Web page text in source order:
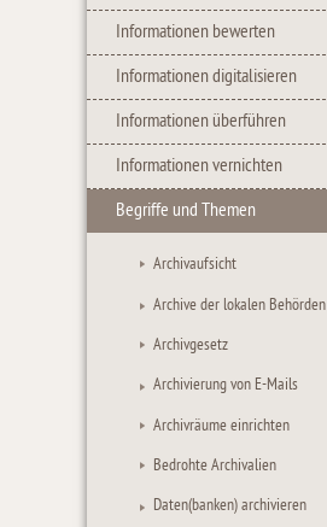
Informationen bewerten
Informationen digitalisieren
Informationen überführen
Informationen vernichten
Begriffe und Themen
Archivaufsicht
Archive der lokalen Behörden
Archivgesetz
Archivierung von E-Mails
Archivräume einrichten
Bedrohte Archivalien
Daten(banken) archivieren